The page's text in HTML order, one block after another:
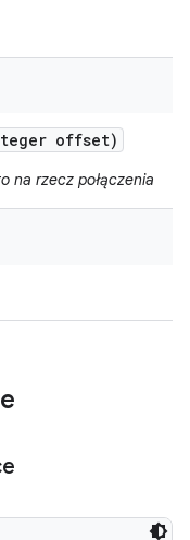
offset)
na rzecz połączenia